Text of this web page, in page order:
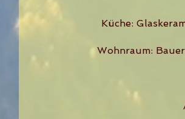
Küche:
Wohnraum: